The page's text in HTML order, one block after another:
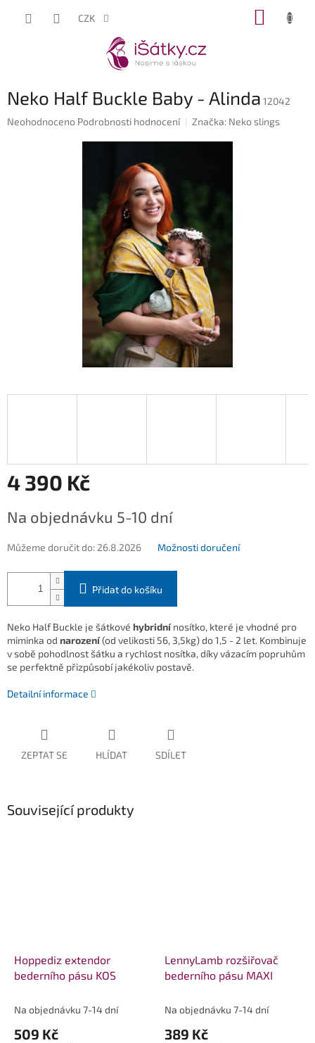
CZK
Neko Half Buckle Baby - Alinda 12042
Průměrné
Neohodnoceno Podrobnosti hodnocení Značka: Neko slings
4 390 Kč
cena:
Na objednávku 5-10 dní
Můžeme doručit do: 26.8.2026 Možnosti doručení
Přidat do košíku
Neko Half Buckle je šátkové hybridnínosítko, které je vhodné pro
miminka od narození(od velikosti 56, 3,5kg) do 1,5 - 2 let. Kombinuje
v sobě pohodlnost šátku a rychlost nosítka, díky vázacím popruhům
se perfektně přizpůsobí jakékoliv postavě.
Detailní informace
ZEPTAT SE HLÍDAT SDÍLET
Související produkty
Hoppediz extendor
bederního pásu KOS
Na objednávku 7-14 dní
509 Kč
LennyLamb rozšiřovač
bederního pásu MAXI
Na objednávku 7-14 dní
389 Kč